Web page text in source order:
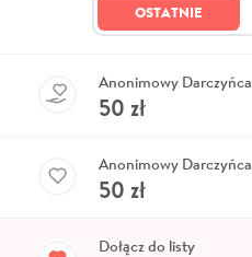
OSTATNIE
Anonimowy Darczyńca
50 zł
Anonimowy Darczyńca
50 zł
Dołącz do listy